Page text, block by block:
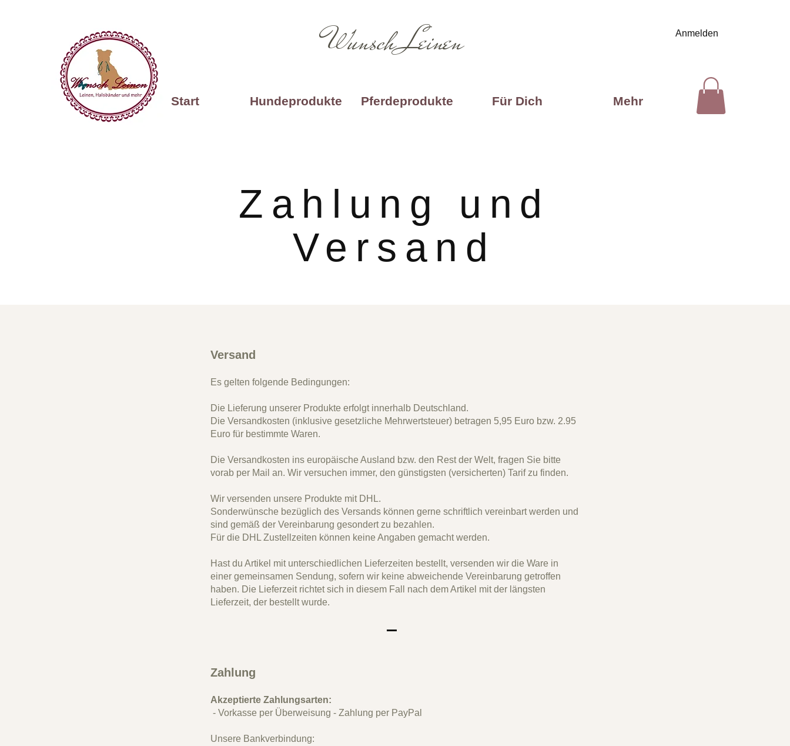
Wunsch Leinen
Start Hundeprodukte Pferdeprodukte Für Dich Mehr
Anmelden
Zahlung und
Versand
Versand
Es gelten folgende Bedingungen:
Die Lieferung unserer Produkte erfolgt innerhalb Deutschland.
Die Versandkosten (inklusive gesetzliche Mehrwertsteuer) betragen 5,95 Euro bzw. 2.95
Euro für bestimmte Waren.
Die Versandkosten ins europäische Ausland bzw. den Rest der Welt, fragen Sie bitte
vorab per Mail an. Wir versuchen immer, den günstigsten (versicherten) Tarif zu finden.
Wir versenden unsere Produkte mit DHL.
Sonderwünsche bezüglich des Versands können gerne schriftlich vereinbart werden und
sind gemäß der Vereinbarung gesondert zu bezahlen.
Für die DHL Zustellzeiten können keine Angaben gemacht werden.
Hast du Artikel mit unterschiedlichen Lieferzeiten bestellt, versenden wir die Ware in
einer gemeinsamen Sendung, sofern wir keine abweichende Vereinbarung getroffen
haben. Die Lieferzeit richtet sich in diesem Fall nach dem Artikel mit der längsten
Lieferzeit, der bestellt wurde.
Zahlung
Akzeptierte Zahlungsarten:
- Vorkasse per Überweisung - Zahlung per PayPal
Unsere Bankverbindung: